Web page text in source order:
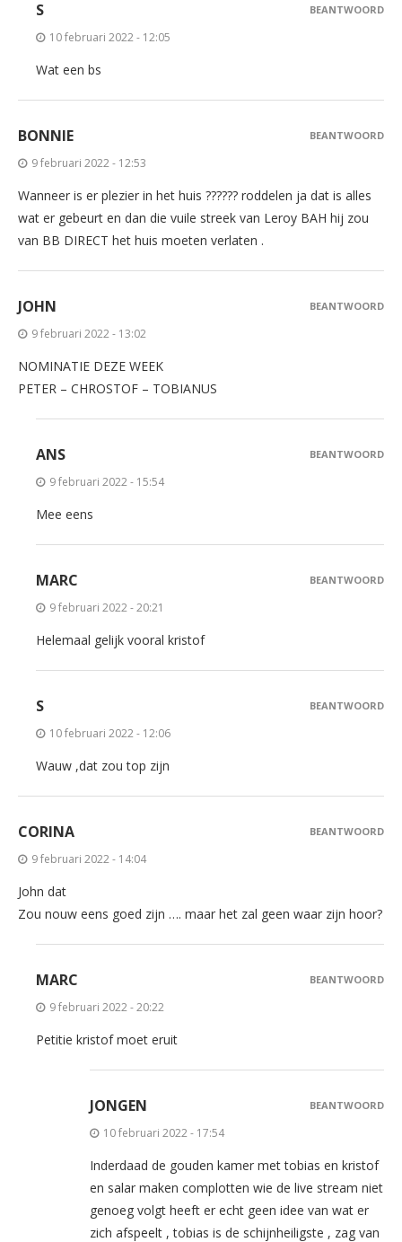
S
10 februari 2022 - 12:05
Wat een bs
BEANTWOORD
BONNIE
9 februari 2022 - 12:53
Wanneer is er plezier in het huis ?????? roddelen ja dat is alles
wat er gebeurt en dan die vuile streek van Leroy BAH hij zou
van BB DIRECT het huis moeten verlaten .
BEANTWOORD
JOHN
9 februari 2022 - 13:02
NOMINATIE DEZE WEEK
PETER – CHROSTOF – TOBIANUS
BEANTWOORD
ANS
9 februari 2022 - 15:54
Mee eens
BEANTWOORD
MARC
9 februari 2022 - 20:21
Helemaal gelijk vooral kristof
BEANTWOORD
S
10 februari 2022 - 12:06
Wauw ,dat zou top zijn
BEANTWOORD
CORINA
9 februari 2022 - 14:04
John dat
Zou nouw eens goed zijn …. maar het zal geen waar zijn hoor?
BEANTWOORD
MARC
9 februari 2022 - 20:22
Petitie kristof moet eruit
BEANTWOORD
JONGEN
10 februari 2022 - 17:54
Inderdaad de gouden kamer met tobias en kristof
en salar maken complotten wie de live stream niet
genoeg volgt heeft er echt geen idee van wat er
zich afspeelt , tobias is de schijnheiligste , zag van
BEANTWOORD